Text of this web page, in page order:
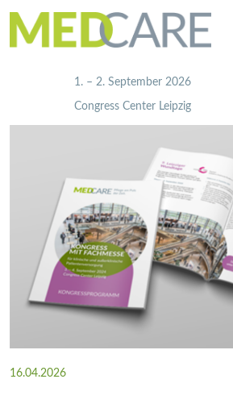
                    1. – 2. September 2026
Ausstellen
Besuchen
Partner
Kontakt & Presse
16.04.2026